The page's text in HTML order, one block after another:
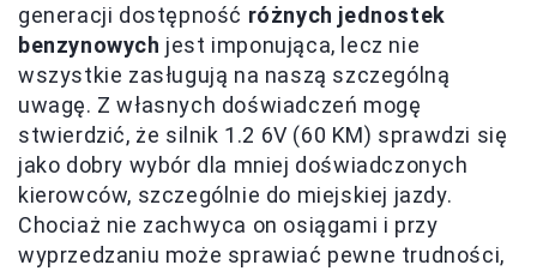
generacji dostępność różnych jednostek
benzynowych jest imponująca, lecz nie
wszystkie zasługują na naszą szczególną
uwagę. Z własnych doświadczeń mogę
stwierdzić, że silnik 1.2 6V (60 KM) sprawdzi się
jako dobry wybór dla mniej doświadczonych
kierowców, szczególnie do miejskiej jazdy.
Chociaż nie zachwyca on osiągami i przy
wyprzedzaniu może sprawiać pewne trudności,